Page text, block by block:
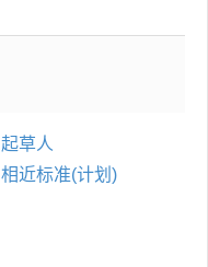
起草人
相近标准(计划)